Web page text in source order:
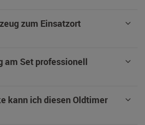
zum Einsatzort
am Set professionell
kann ich diesen Oldtimer